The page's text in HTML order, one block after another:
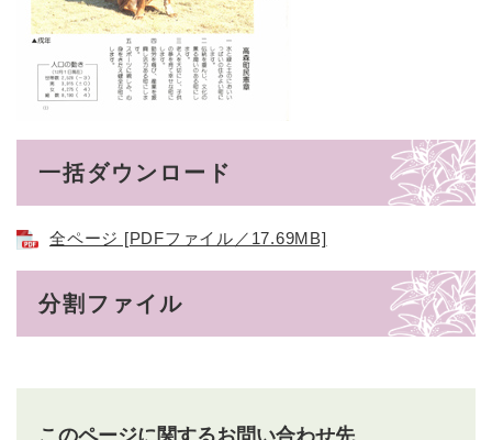
一括ダウンロード
全ページ [PDFファイル／17.69MB]
分割ファイル
このページに関するお問い合わせ先